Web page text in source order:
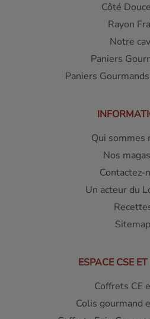
Côté
Rayon
Notre
Paniers
Paniers
Qui sommes
Nos
Contactez-
Un acteur du
Sitemap
ESPACE CSE
Coffrets CE
Colis gourmand